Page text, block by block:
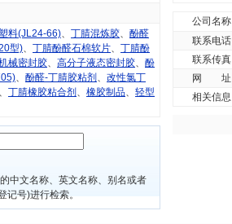
料(JL24-66)、 丁腈混炼胶、 酚醛
型)、 丁腈酚醛石棉软片、 丁腈酚
械密封胶、 高分子液态密封胶、 酚
、 酚醛-丁腈胶粘剂 、 改性氯丁
、 丁腈橡胶粘合剂 、 橡胶制品、 轻型
中文名称、英文名称、别名或者
记号)进行检索。
公司名称
联系电话
联系传真
网 址
相关信息